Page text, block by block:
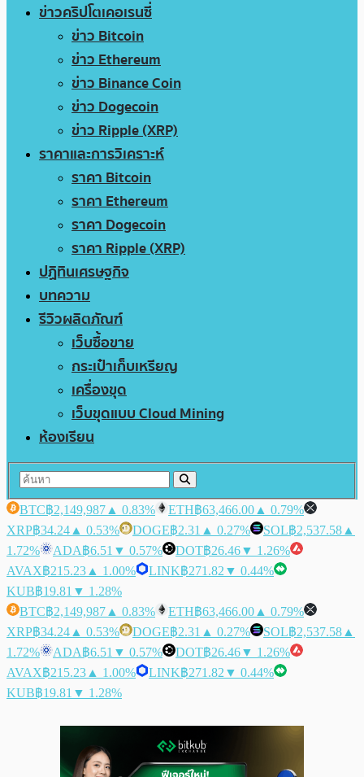
ข่าวคริปโตเคอเรนซี่
ข่าว Bitcoin
ข่าว Ethereum
ข่าว Binance Coin
ข่าว Dogecoin
ข่าว Ripple (XRP)
ราคาและการวิเคราะห์
ราคา Bitcoin
ราคา Ethereum
ราคา Dogecoin
ราคา Ripple (XRP)
ปฏิทินเศรษฐกิจ
บทความ
รีวิวผลิตภัณฑ์
เว็บซื้อขาย
กระเป๋าเก็บเหรียญ
เครื่องขุด
เว็บขุดแบบ Cloud Mining
ห้องเรียน
BTC฿2,149,987 ▲ 0.83% ETH฿63,466.00 ▲ 0.79%
XRP฿34.24 ▲ 0.53% DOGE฿2.31 ▲ 0.27% SOL฿2,537.58 ▲
1.72%
ADA฿6.51 ▼ 0.57% DOT฿26.46▼ 1.26%
AVAX฿215.23 ▲ 1.00% LINK฿271.82 ▼ 0.44%
KUB฿19.81 ▼ 1.28%
BTC฿2,149,987 ▲ 0.83% ETH฿63,466.00 ▲ 0.79%
XRP฿34.24 ▲ 0.53% DOGE฿2.31 ▲ 0.27% SOL฿2,537.58 ▲
1.72%
ADA฿6.51 ▼ 0.57% DOT฿26.46▼ 1.26%
AVAX฿215.23 ▲ 1.00% LINK฿271.82 ▼ 0.44%
KUB฿19.81 ▼ 1.28%